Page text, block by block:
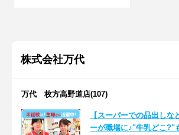
株式会社万代
万代 枚方高野道店(107)
【スーパーでの品出し
ーが職場に♪"牛乳どこ?"